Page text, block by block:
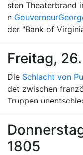
sten Theaterbrand
n Gouverneur
der "Bank of
Freitag,
Die Schlacht von
det zwischen
Truppen
1805